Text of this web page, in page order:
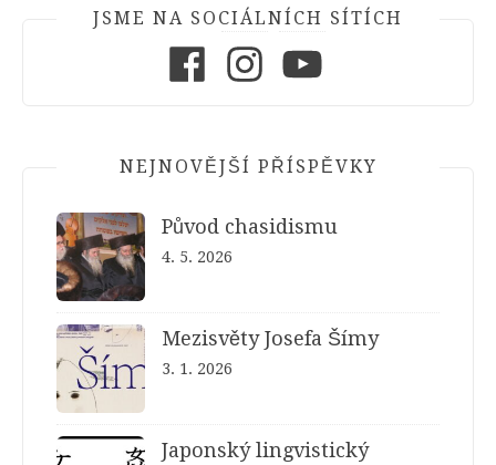
JSME NA SOCIÁLNÍCH SÍTÍCH
NEJNOVĚJŠÍ PŘÍSPĚVKY
Původ chasidismu
4. 5. 2026
Mezisvěty Josefa Šímy
3. 1. 2026
Japonský lingvistický